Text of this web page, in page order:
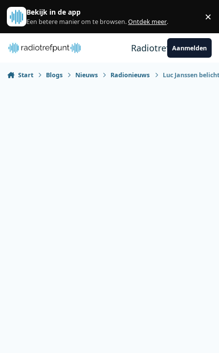
Spring naar bijdragen
Bekijk in de app
Een betere manier om te browsen.Ontdek meer. ×
RadiotrefpuntAanmelden
Start Blogs Nieuws Radionieuws Luc Janssen